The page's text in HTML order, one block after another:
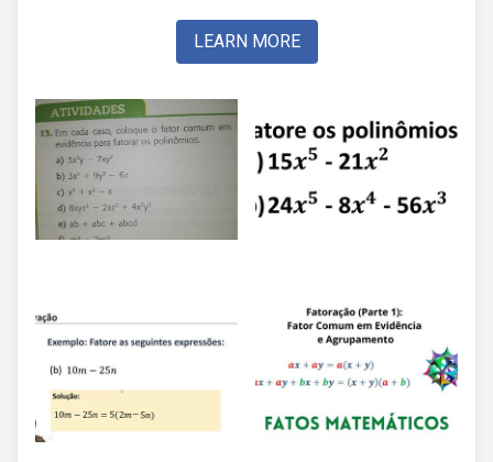
LEARN MORE